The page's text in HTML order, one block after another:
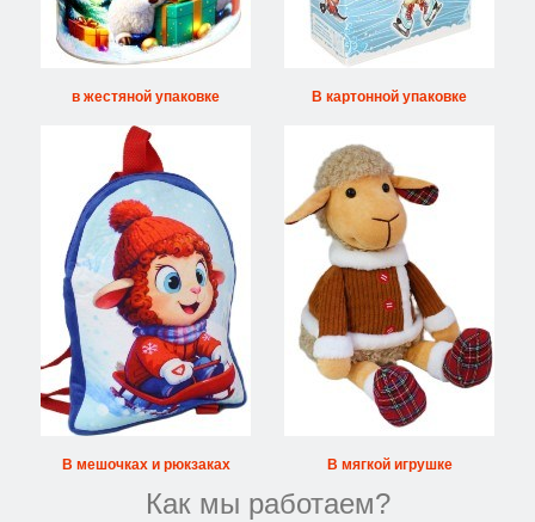
в жестяной упаковке В картонной упаковке
В мешочках и рюкзаках В мягкой игрушке
Как мы работаем?